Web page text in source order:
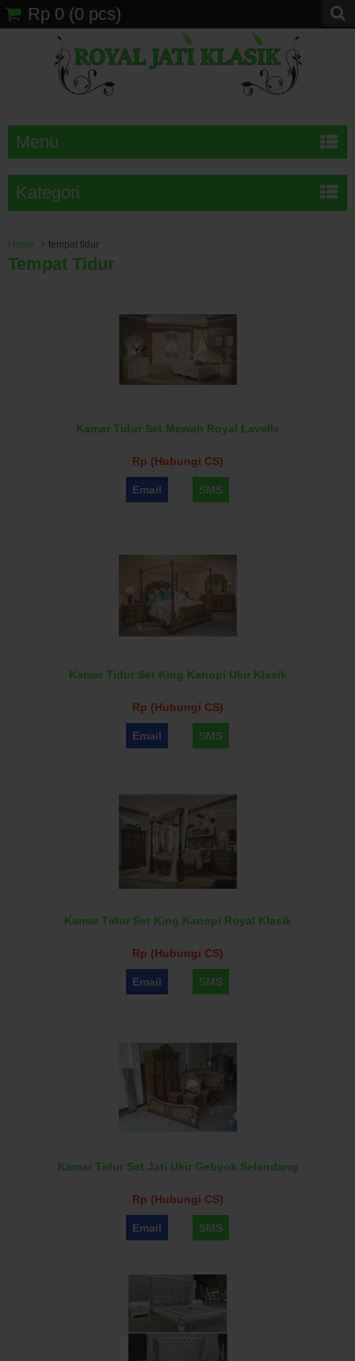
Rp 0 (0 pcs)
Menu
Kategori
Home tempat tidur
Tempat Tidur
Kamar Tidur Set Mewah Royal Lavelle
Rp (Hubungi CS)
Email SMS
Kamar Tidur Set King Kanopi Ukir Klasik
Rp (Hubungi CS)
Email SMS
Kamar Tidur Set King Kanopi Royal Klasik
Rp (Hubungi CS)
Email SMS
Kamar Tidur Set Jati Ukir Gebyok Selendang
Rp (Hubungi CS)
Email SMS